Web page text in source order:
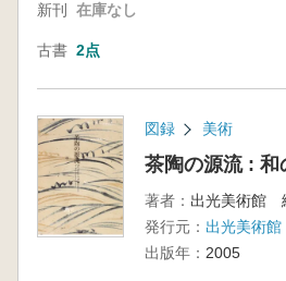
新刊 在庫なし
古書 2点
図録 美術
茶陶の源流 : 和
著者： 出光美術館
発行元： 出光美術館
出版年： 2005